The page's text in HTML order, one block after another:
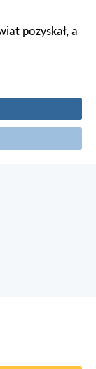
pozyskał, a